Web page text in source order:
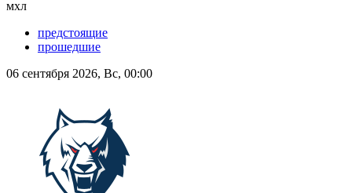
мхл
предстоящие
прошедшие
06 сентября 2026, Вс, 00:00